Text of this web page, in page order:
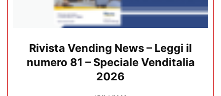
Rivista Vending News – Leggi il
numero 81 – Speciale Venditalia
2026